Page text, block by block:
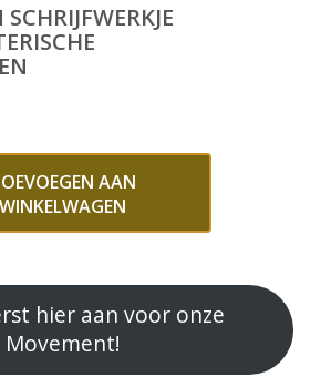
SCHRIJFWERKJE
AAN
WINKELWAGEN
hier aan voor onze
Movement!